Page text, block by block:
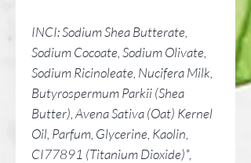
INCI: Sodium Shea Butterate,
Sodium Cocoate, Sodium Olivate,
Sodium Ricinoleate, Nucifera Milk,
Butyrospermum Parkii (Shea
Butter), Avena Sativa (Oat) Kernel
Oil, Parfum, Glycerine, Kaolin,
CI77891 (Titanium Dioxide)*,